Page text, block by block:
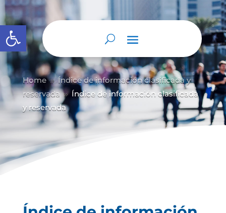
Abrir barra de herramientas
Home 9 Índice de información clasificada y
reservada 9 Índice de información clasificada
y reservada